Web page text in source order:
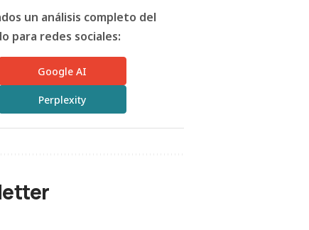
un análisis completo del
para redes sociales:
Google AI
Perplexity